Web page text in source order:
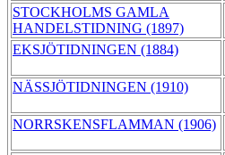
STOCKHOLMS GAMLA
HANDELSTIDNING (1897)
EKSJÖTIDNINGEN (1884)
NÄSSJÖTIDNINGEN (1910)
NORRSKENSFLAMMAN (1906)